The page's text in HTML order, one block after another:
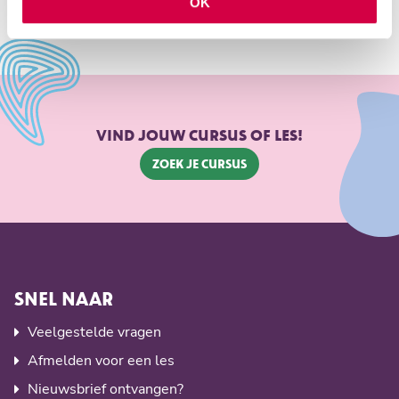
VIND JOUW CURSUS OF LES!
Zoek je cursus
SNEL NAAR
Veelgestelde vragen
Afmelden voor een les
Nieuwsbrief ontvangen?